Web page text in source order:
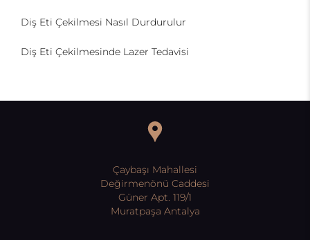
Diş Eti Çekilmesi Nasıl Durdurulur
Diş Eti Çekilmesinde Lazer Tedavisi
Çaybaşı Mahallesi
Değirmenönü Caddesi
Güner Apt. 119/1
Muratpaşa Antalya